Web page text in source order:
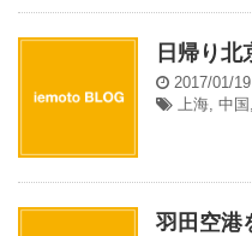
日帰り北
2017/01/19
上海, 中国 ,
羽田空港